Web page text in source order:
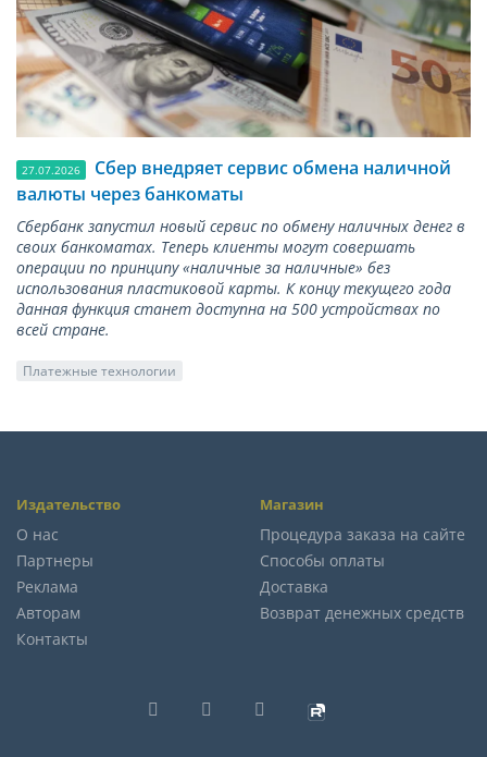
27.07.2026
Сбер внедряет сервис обмена наличной
валюты через банкоматы
Сбербанк запустил новый сервис по обмену наличных денег в
своих банкоматах. Теперь клиенты могут совершать
операции по принципу «наличные за наличные» без
использования пластиковой карты. К концу текущего года
данная функция станет доступна на 500 устройствах по
всей стране.
Платежные технологии
Издательство
О нас
Партнеры
Реклама
Авторам
Контакты
Магазин
Процедура заказа на сайте
Способы оплаты
Доставка
Возврат денежных средств